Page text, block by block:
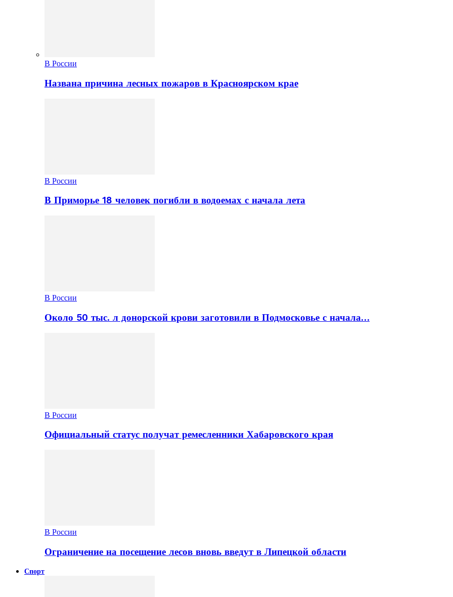
В России
Названа причина лесных пожаров в Красноярском крае
В России
В Приморье 18 человек погибли в водоемах с начала лета
В России
Около 50 тыс. л донорской крови заготовили в Подмосковье с начала…
В России
Официальный статус получат ремесленники Хабаровского края
В России
Ограничение на посещение лесов вновь введут в Липецкой области
Спорт